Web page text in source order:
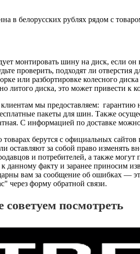
в белорусских рублях рядом с
монтировать шину на диск, если
проверить, подходят ли отверстия
или разбортировке колесного
литого диска, это может привести к
мы предоставляем:
пакеты для шин. Также
С информацией по доставке
берутся с официальных
оставляют за собой право изменять
и потребителей, а также
данному факту и заранее приносим
вам за сообщение об ошибках —
через форму обратной связи.
советуем посмотреть